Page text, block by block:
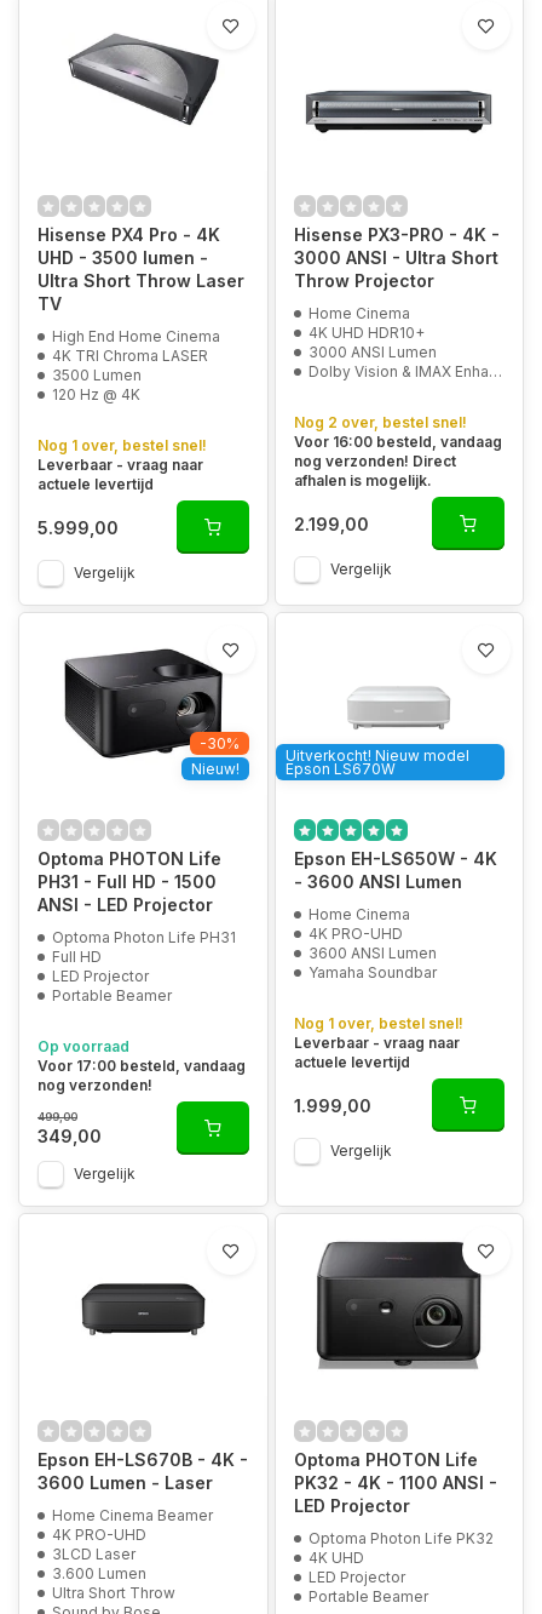
Hisense PX4 Pro - 4K
UHD - 3500 lumen -
Ultra Short Throw Laser
TV
High End Home Cinema
4K TRI Chroma LASER
3500 Lumen
120 Hz @ 4K
Nog 1 over, bestel snel!
Leverbaar - vraag naar
actuele levertijd
5.999,00
Vergelijk
Hisense PX3-PRO - 4K -
3000 ANSI - Ultra Short
Throw Projector
Home Cinema
4K UHD HDR10+
3000 ANSI Lumen
Dolby Vision & IMAX Enhanced
Nog 2 over, bestel snel!
Voor 16:00 besteld, vandaag
nog verzonden! Direct
afhalen is mogelijk.
2.199,00
Vergelijk
-30%
Nieuw!
Optoma PHOTON Life
PH31 - Full HD - 1500
ANSI - LED Projector
Optoma Photon Life PH31
Full HD
LED Projector
Portable Beamer
Op voorraad
Voor 17:00 besteld, vandaag
nog verzonden!
499,00
349,00
Vergelijk
Uitverkocht! Nieuw model
Epson LS670W
Epson EH-LS650W - 4K
- 3600 ANSI Lumen
Home Cinema
4K PRO-UHD
3600 ANSI Lumen
Yamaha Soundbar
Nog 1 over, bestel snel!
Leverbaar - vraag naar
actuele levertijd
1.999,00
Vergelijk
Epson EH-LS670B - 4K -
3600 Lumen - Laser
Home Cinema Beamer
4K PRO-UHD
3LCD Laser
3.600 Lumen
Ultra Short Throw
Optoma PHOTON Life
PK32 - 4K - 1100 ANSI -
LED Projector
Optoma Photon Life PK32
4K UHD
LED Projector
Portable Beamer